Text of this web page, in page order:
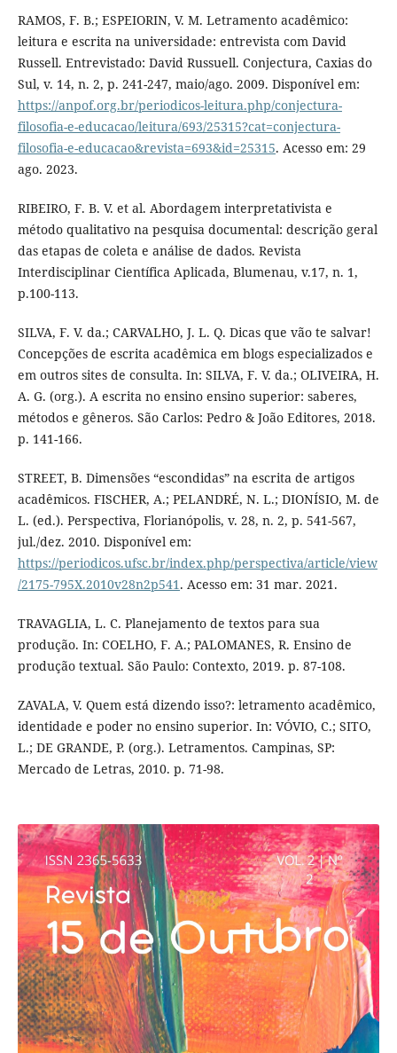
RAMOS, F. B.; ESPEIORIN, V. M. Letramento acadêmico:
leitura e escrita na universidade: entrevista com David
Russell. Entrevistado: David Russuell. Conjectura, Caxias do
Sul, v. 14, n. 2, p. 241-247, maio/ago. 2009. Disponível em:
https://anpof.org.br/periodicos-leitura.php/conjectura-
filosofia-e-educacao/leitura/693/25315?cat=conjectura-
filosofia-e-educacao&revista=693&id=25315. Acesso em: 29
ago. 2023.
RIBEIRO, F. B. V. et al. Abordagem interpretativista e
método qualitativo na pesquisa documental: descrição geral
das etapas de coleta e análise de dados. Revista
Interdisciplinar Científica Aplicada, Blumenau, v.17, n. 1,
p.100-113.
SILVA, F. V. da.; CARVALHO, J. L. Q. Dicas que vão te salvar!
Concepções de escrita acadêmica em blogs especializados e
em outros sites de consulta. In: SILVA, F. V. da.; OLIVEIRA, H.
A. G. (org.). A escrita no ensino ensino superior: saberes,
métodos e gêneros. São Carlos: Pedro & João Editores, 2018.
p. 141-166.
STREET, B. Dimensões “escondidas” na escrita de artigos
acadêmicos. FISCHER, A.; PELANDRÉ, N. L.; DIONÍSIO, M. de
L. (ed.). Perspectiva, Florianópolis, v. 28, n. 2, p. 541-567,
jul./dez. 2010. Disponível em:
https://periodicos.ufsc.br/index.php/perspectiva/article/view
/2175-795X.2010v28n2p541. Acesso em: 31 mar. 2021.
TRAVAGLIA, L. C. Planejamento de textos para sua
produção. In: COELHO, F. A.; PALOMANES, R. Ensino de
produção textual. São Paulo: Contexto, 2019. p. 87-108.
ZAVALA, V. Quem está dizendo isso?: letramento acadêmico,
identidade e poder no ensino superior. In: VÓVIO, C.; SITO,
L.; DE GRANDE, P. (org.). Letramentos. Campinas, SP:
Mercado de Letras, 2010. p. 71-98.